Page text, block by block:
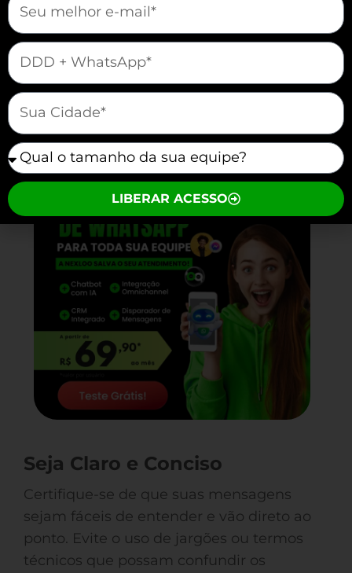
relevância. Aqui estão algumas dicas
para garantir que suas mensagens
automáticas atendam às necessidades
dos seus clientes:
Vamos vender e atender melhor juntos?
Seja Claro e Conciso
Certifique-se de que suas mensagens
sejam fáceis de entender e vão direto ao
ponto. Evite o uso de jargões ou termos
técnicos que possam confundir os
mauticform[telefone]
mauticform[cidade]
mauticform[equipe]
LIBERAR ACESSO